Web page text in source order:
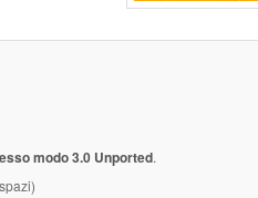
modo 3.0 Unported.